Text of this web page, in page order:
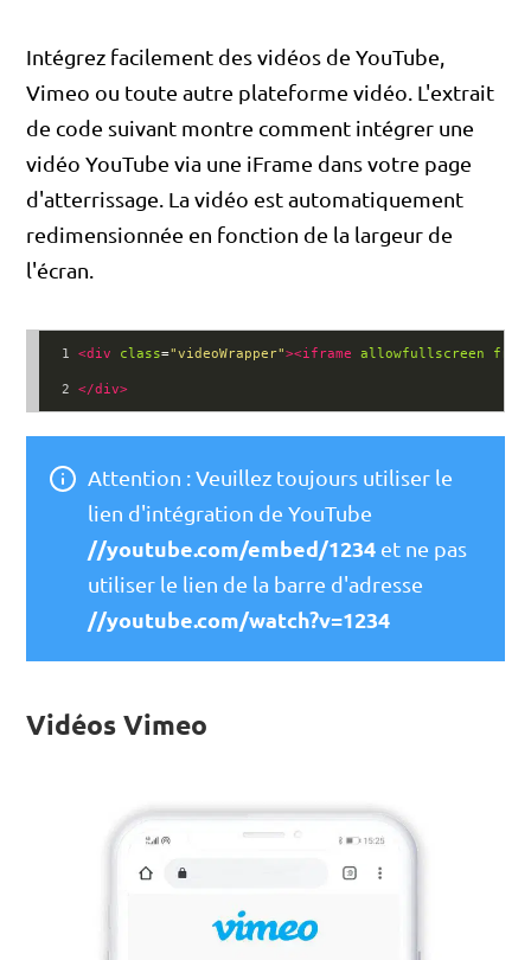
Intégrez facilement des vidéos de YouTube,
Vimeo ou toute autre plateforme vidéo. L'extrait
de code suivant montre comment intégrer une
vidéo YouTube via une iFrame dans votre page
d'atterrissage. La vidéo est automatiquement
redimensionnée en fonction de la largeur de
l'écran.
1 <div class="videoWrapper"><iframe allowfullscreen
2 </div>
Attention : Veuillez toujours utiliser le
lien d'intégration de YouTube
//youtube.com/embed/1234 et ne pas
utiliser le lien de la barre d'adresse
//youtube.com/watch?v=1234
Vidéos Vimeo